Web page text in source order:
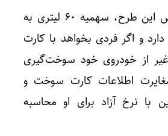
وی افزود: بر اساس این طرح، سهمیه ۶۰ لیتری به
و اگر فردی بخواهد با کارت
از خودروی خود سوخت‌گیری
اطلاعات کارت سوخت و
با نرخ آزاد برای او محاسبه